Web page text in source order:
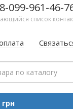
099-961-46-
список
грн